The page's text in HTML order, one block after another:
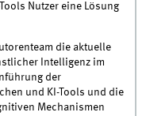
Nutzer eine Lösung
die aktuelle
Intelligenz im
der
und KI-Tools und die
Mechanismen